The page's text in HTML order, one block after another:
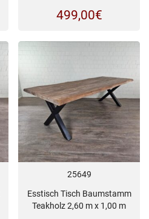
499,00€
25649
Esstisch Tisch Baumstamm
Teakholz 2,60 m x 1,00 m